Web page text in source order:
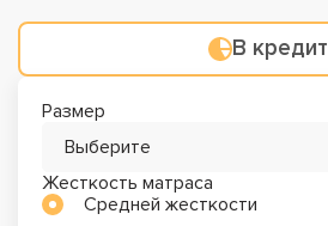
В кредит
Размер
Выберите
Жесткость матраса
Средней жесткости